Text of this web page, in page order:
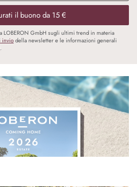
il buono da 15 €
LOBERON GmbH sugli ultimi trend in materia
inviodella newsletter e le informazioni generali
.